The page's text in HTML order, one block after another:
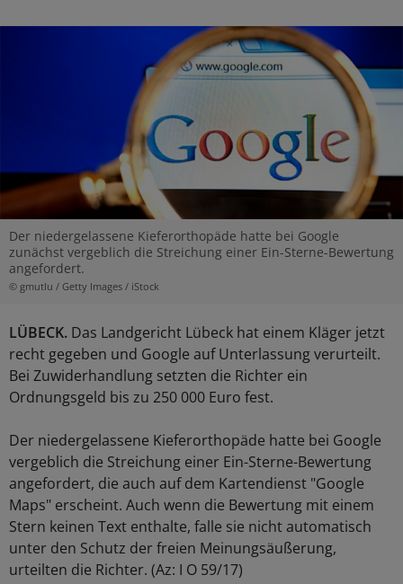
Der niedergelassene Kieferorthopäde hatte bei Google
zunächst vergeblich die Streichung einer Ein-Sterne-Bewertung
angefordert.
© gmutlu / Getty Images / iStock
LÜBECK. Das Landgericht Lübeck hat einem Kläger jetzt
recht gegeben und Google auf Unterlassung verurteilt.
Bei Zuwiderhandlung setzten die Richter ein
Ordnungsgeld bis zu 250 000 Euro fest.
Der niedergelassene Kieferorthopäde hatte bei Google
vergeblich die Streichung einer Ein-Sterne-Bewertung
angefordert, die auch auf dem Kartendienst "Google
Maps" erscheint. Auch wenn die Bewertung mit einem
Stern keinen Text enthalte, falle sie nicht automatisch
unter den Schutz der freien Meinungsäußerung,
urteilten die Richter. (Az: I O 59/17)